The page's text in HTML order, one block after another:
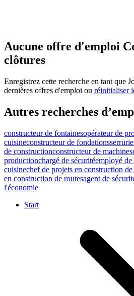
Aucune offre d'emploi
clôtures
Enregistrez cette recherche en tant que
dernières offres d'emploi ou réinitialiser
Autres recherches
constructeur de fontainesopérateur de
cuisineconstructeur de fondations
de constructionconstructeur de machines
productionchargé de sécuritéemployé de
cuisinechef de projets en construction de
en construction de routesagent de
l'économie
Start